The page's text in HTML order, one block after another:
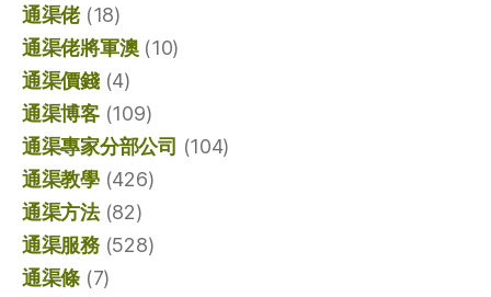
通渠佬(18)
通渠佬將軍澳(10)
通渠價錢(4)
通渠博客(109)
通渠專家分部公司 (104)
通渠教學(426)
通渠方法(82)
通渠服務(528)
通渠條 (7)